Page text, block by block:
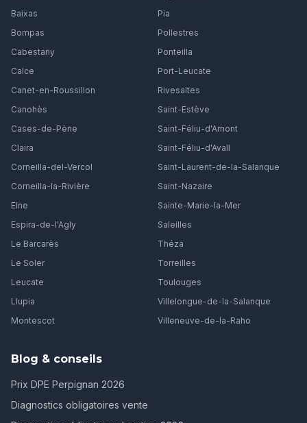
Baixas
Bompas
Cabestany
Calce
Canet-en-Roussillon
Canohès
Cases-de-Pène
Claira
Corneilla-del-Vercol
Corneilla-la-Rivière
Elne
Espira-de-l'Agly
Le Barcarès
Le Soler
Leucate
Llupia
Montescot
Pia
Pollestres
Ponteilla
Port-Leucate
Rivesaltes
Saint-Estève
Saint-Féliu-d'Amont
Saint-Féliu-d'Avall
Saint-Laurent-de-la-Salanque
Saint-Nazaire
Sainte-Marie-la-Mer
Saleilles
Théza
Torreilles
Toulouges
Villelongue-de-la-Salanque
Villeneuve-de-la-Raho
Blog & conseils
Prix DPE Perpignan 2026
Diagnostics obligatoires vente